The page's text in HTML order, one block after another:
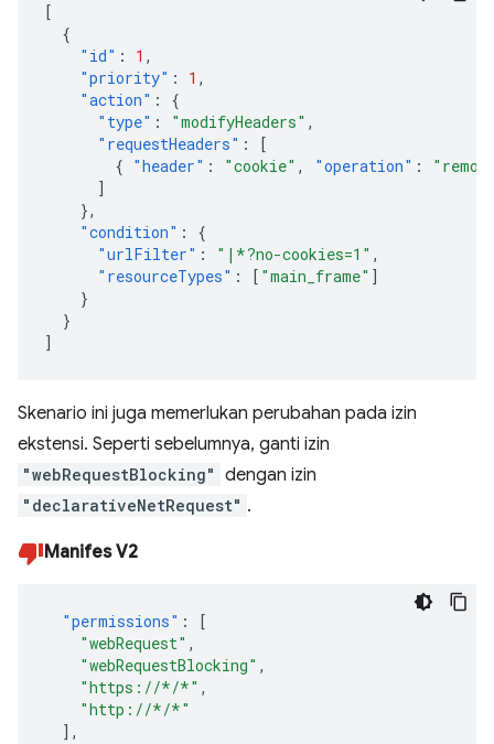
[
{
"id" : 1 ,
"priority" : 1 ,
"action" :
{
"type" : "modifyHeaders" ,
"requestHeaders" :
[
{ "header" : "cookie" , "operation" :
]
},
"condition" :
{
"urlFilter" : "|*?no-cookies=1" ,
"resourceTypes" : [ "main_frame" ]
}
}
]
Skenario ini juga memerlukan perubahan pada izin
ekstensi. Seperti sebelumnya, ganti izin
"webRequestBlocking" dengan izin
"declarativeNetRequest" .
Manifes V2
"permissions" :
[
"webRequest" ,
"webRequestBlocking" ,
"https://*/*" ,
"http://*/*"
],